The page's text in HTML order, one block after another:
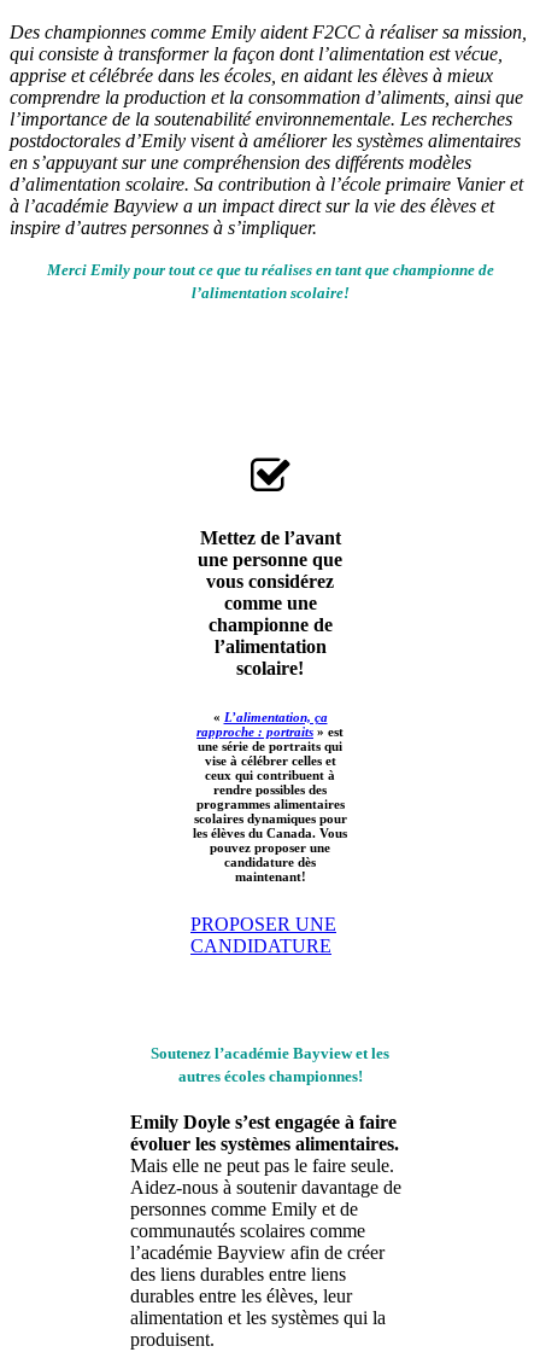
Des championnes comme Emily aident F2CC à réaliser sa mission,
qui consiste à transformer la façon dont l’alimentation est vécue,
apprise et célébrée dans les écoles, en aidant les élèves à mieux
comprendre la production et la consommation d’aliments, ainsi que
l’importance de la soutenabilité environnementale. Les recherches
postdoctorales d’Emily visent à améliorer les systèmes alimentaires
en s’appuyant sur une compréhension des différents modèles
d’alimentation scolaire. Sa contribution à l’école primaire Vanier et
à l’académie Bayview a un impact direct sur la vie des élèves et
inspire d’autres personnes à s’impliquer.
Merci Emily pour tout ce que tu réalises en tant que championne de
l’alimentation scolaire!
Mettez de l’avant
une personne que
vous considérez
comme une
championne de
l’alimentation
scolaire!
« L’alimentation, ça
rapproche : portraits » est
une série de portraits qui
vise à célébrer celles et
ceux qui contribuent à
rendre possibles des
programmes alimentaires
scolaires dynamiques pour
les élèves du Canada. Vous
pouvez proposer une
candidature dès
maintenant!
PROPOSER UNE
CANDIDATURE
Soutenez l’académie Bayview et les
autres écoles championnes!
Emily Doyle s’est engagée à faire
évoluer les systèmes alimentaires.
Mais elle ne peut pas le faire seule.
Aidez-nous à soutenir davantage de
personnes comme Emily et de
communautés scolaires comme
l’académie Bayview afin de créer
des liens durables entre liens
durables entre les élèves, leur
alimentation et les systèmes qui la
produisent.